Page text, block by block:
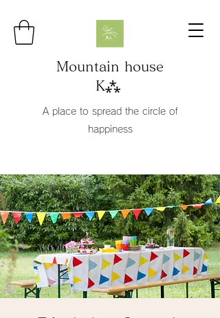
Mountain house
K⁂
A place to spread the circle of
happiness